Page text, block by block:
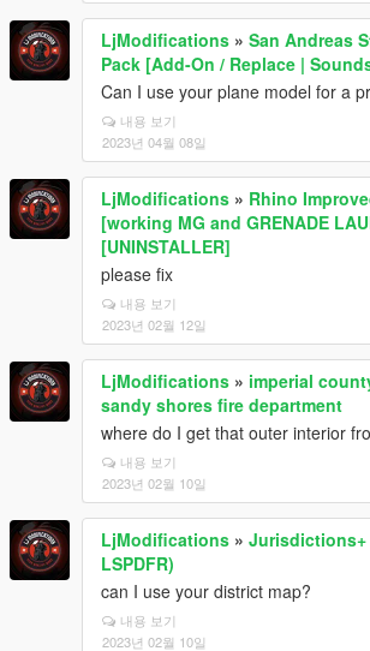
LjModifications » San Andreas
Pack [Add-On / Replace |
Can I use your plane model for a
내용 보기
2023년 04월 08일
LjModifications » Rhino
[working MG and GRENADE
[UNINSTALLER]
please fix
내용 보기
2023년 02월 12일
LjModifications » imperial
sandy shores fire department
where do I get that outer interior
내용 보기
2023년 02월 10일
LjModifications »
LSPDFR)
can I use your district map?
내용 보기
2023년 02월 10일